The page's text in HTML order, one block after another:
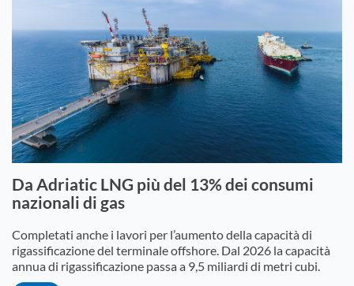
Da Adriatic LNG più del 13% dei consumi
nazionali di gas
Completati anche i lavori per l’aumento della capacità di
rigassificazione del terminale offshore. Dal 2026 la capacità
annua di rigassificazione passa a 9,5 miliardi di metri cubi.